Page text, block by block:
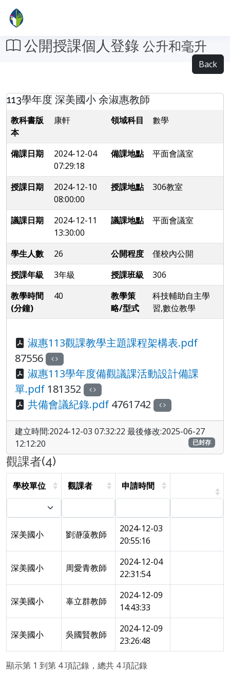
公開授課個人登錄 公升和毫升
Back
113學年度 深美國小 余淑惠教師
教科書版
本
康軒 領域科目 數學
備課日期
2024-12-04
07:29:18
備課地點 平面會議室
授課日期
2024-12-10
08:00:00
授課地點 306教室
議課日期
2024-12-11
13:30:00
議課地點 平面會議室
學生人數 26 公開程度
僅校內公開
授課年級
3年級 授課班級
306
教學時間
(分鐘)
40
教學策
略/型式
科技輔助自主學
習,數位教學
淑惠113觀課教學主題課程架構表.pdf
87556
淑惠113學年度備觀議課活動設計備課
單.pdf 181352
共備會議紀錄.pdf 4761742
建立時間:2024-12-03 07:32:22 最後修改:2025-06-27
12:12:20
已封存
觀課者(4)
學校單位 觀課者 申請時間
深美國小 劉瀞蔆教師
2024-12-03
20:55:16
深美國小 周愛青教師
2024-12-04
22:31:54
深美國小 辜立群教師
2024-12-09
14:43:33
深美國小 吳國賢教師
2024-12-09
23:26:48
顯示第 1 到第 4 項記錄，總共 4 項記錄